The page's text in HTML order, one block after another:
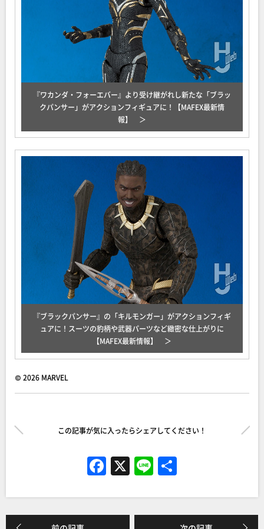
『ワカンダ・フォーエバー』より受け継がれし新たな「ブラッ
クパンサー」がアクションフィギュアに！【MAFEX最新情
報】
『ブラックパンサー』の「キルモンガー」がアクションフィギ
ュアに！スーツの豹柄や武器パーツなど緻密な仕上がりに
【MAFEX最新情報】
© 2026 MARVEL
この記事が気に入ったらシェアしてください！
F
a
c
e
X Li
n
e